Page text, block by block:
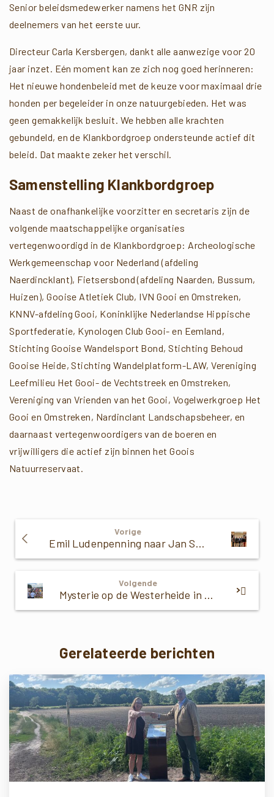
Senior beleidsmedewerker namens het GNR zijn
deelnemers van het eerste uur.
Directeur Carla Kersbergen, dankt alle aanwezige voor 20
jaar inzet. Eén moment kan ze zich nog goed herinneren:
Het nieuwe hondenbeleid met de keuze voor maximaal drie
honden per begeleider in onze natuurgebieden. Het was
geen gemakkelijk besluit. We hebben alle krachten
gebundeld, en de Klankbordgroep ondersteunde actief dit
beleid. Dat maakte zeker het verschil.
Samenstelling Klankbordgroep
Naast de onafhankelijke voorzitter en secretaris zijn de
volgende maatschappelijke organisaties
vertegenwoordigd in de Klankbordgroep: Archeologische
Werkgemeenschap voor Nederland (afdeling
Naerdincklant), Fietsersbond (afdeling Naarden, Bussum,
Huizen), Gooise Atletiek Club, IVN Gooi en Omstreken,
KNNV-afdeling Gooi, Koninklijke Nederlandse Hippische
Sportfederatie, Kynologen Club Gooi- en Eemland,
Stichting Gooise Wandelsport Bond, Stichting Behoud
Gooise Heide, Stichting Wandelplatform-LAW, Vereniging
Leefmilieu Het Gooi- de Vechtstreek en Omstreken,
Vereniging van Vrienden van het Gooi, Vogelwerkgroep Het
Gooi en Omstreken, Nardinclant Landschapsbeheer, en
daarnaast vertegenwoordigers van de boeren en
vrijwilligers die actief zijn binnen het Goois
Natuurreservaat.
Verder
Lezen
Vorige
Emil Ludenpenning naar Jan Sevink
Volgende
Mysterie op de Westerheide in Laren opgelost?
Gerelateerde berichten